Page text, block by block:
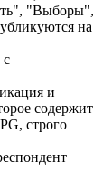
"Выборы",
на
с
и
содержит
строго